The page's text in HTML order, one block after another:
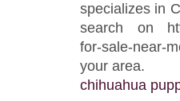
specializes in
search on
for-sale-near-
your area.
chihuahua